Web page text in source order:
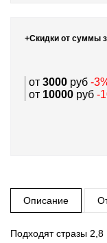
+Скидки от суммы
от 3000 руб -
от 10000 руб -
Описание
Подходят стразы